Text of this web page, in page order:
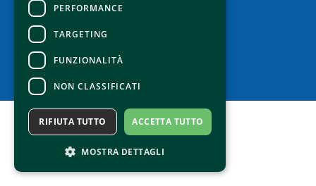
Accessibility statement
PERFORMANCE
TARGETING
FUNZIONALITÀ
NON CLASSIFICATI
ACCETTA TUTTO
RIFIUTA TUTTO
MOSTRA DETTAGLI